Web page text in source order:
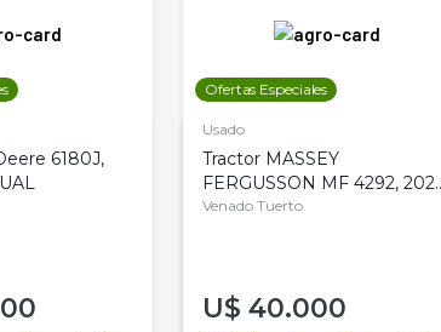
6180J,
Ofertas Especiales
Usado
Tractor MASSEY
FERGUSSON MF 4292,
4WD, PATON
Venado Tuerto
U$ 40.000